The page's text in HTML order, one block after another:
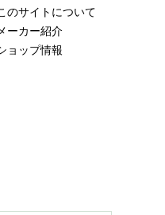
のサイトについて
メーカー紹介
ョップ情報